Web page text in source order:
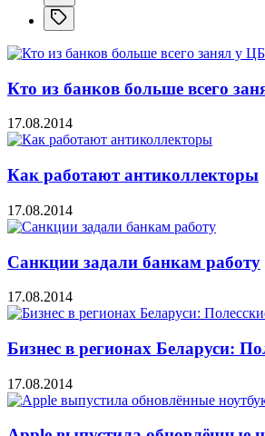
Кто из банков больше всего
17.08.2014
Как работают антиколлекторы
17.08.2014
Санкции задали банкам работу
17.08.2014
Бизнес в регионах Беларуси:
17.08.2014